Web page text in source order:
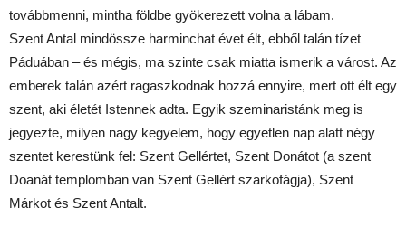
továbbmenni, mintha földbe gyökerezett volna a lábam.
Szent Antal mindössze harminchat évet élt, ebből talán tízet
Páduában – és mégis, ma szinte csak miatta ismerik a várost. Az
emberek talán azért ragaszkodnak hozzá ennyire, mert ott élt egy
szent, aki életét Istennek adta. Egyik szeminaristánk meg is
jegyezte, milyen nagy kegyelem, hogy egyetlen nap alatt négy
szentet kerestünk fel: Szent Gellértet, Szent Donátot (a szent
Doanát templomban van Szent Gellért szarkofágja), Szent
Márkot és Szent Antalt.